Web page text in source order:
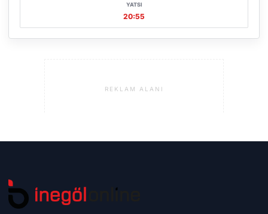
YATSI
20:55
REKLAM ALANI